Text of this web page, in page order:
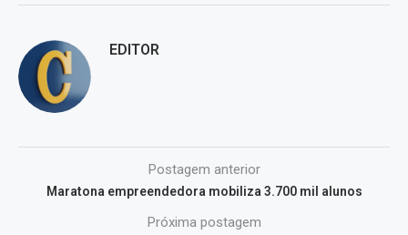
EDITOR
Postagem anterior
Maratona empreendedora mobiliza 3.700 mil alunos
Próxima postagem